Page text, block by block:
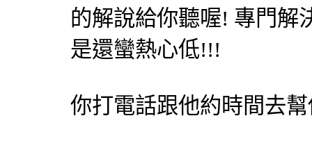
的解說給你聽喔! 專門解
是還蠻熱心低!!!
你打電話跟他約時間去